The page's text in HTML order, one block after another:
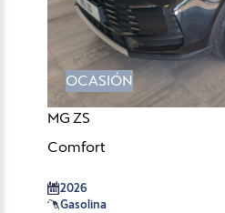
OCASIÓN
MG ZS
Comfort
2026
Gasolina